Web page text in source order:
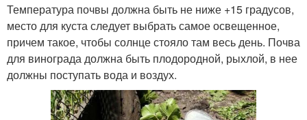
Температура почвы должна быть не ниже +15 градусов,
место для куста следует выбрать самое освещенное,
причем такое, чтобы солнце стояло там весь день. Почва
для винограда должна быть плодородной, рыхлой, в нее
должны поступать вода и воздух.